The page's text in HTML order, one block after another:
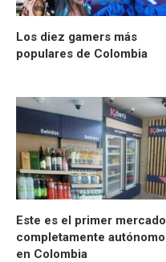
Los diez gamers más
populares de Colombia
Este es el primer mercado
completamente autónomo
en Colombia